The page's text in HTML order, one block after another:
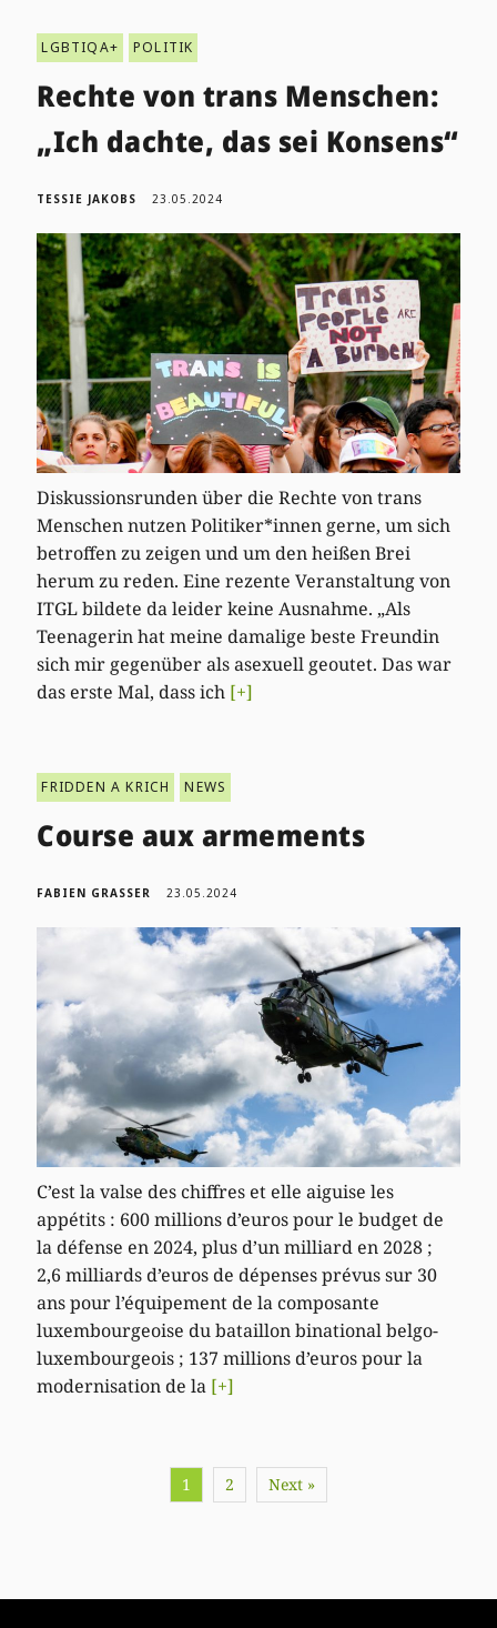
LGBTIQA+ POLITIK
Rechte von trans Menschen:
„Ich dachte, das sei Konsens“
TESSIE JAKOBS 23.05.2024
Diskussionsrunden über die Rechte von trans
Menschen nutzen Politiker*innen gerne, um sich
betroffen zu zeigen und um den heißen Brei
herum zu reden. Eine rezente Veranstaltung von
ITGL bildete da leider keine Ausnahme. „Als
Teenagerin hat meine damalige beste Freundin
sich mir gegenüber als asexuell geoutet. Das war
das erste Mal, dass ich [+]
FRIDDEN A KRICH NEWS
Course aux armements
FABIEN GRASSER 23.05.2024
C’est la valse des chiffres et elle aiguise les
appétits : 600 millions d’euros pour le budget de
la défense en 2024, plus d’un milliard en 2028 ;
2,6 milliards d’euros de dépenses prévus sur 30
ans pour l’équipement de la composante
luxembourgeoise du bataillon binational belgo-
luxembourgeois ; 137 millions d’euros pour la
modernisation de la [+]
1 2 Next »